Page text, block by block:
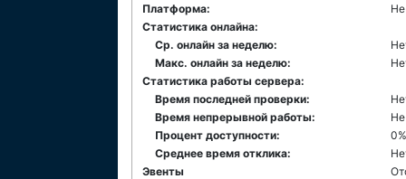
Платформа:
Статистика онлайна:
Ср. онлайн за неделю:
Макс. онлайн за неделю:
Статистика работы сервера:
Время последней проверки:
Время непрерывной работы:
Процент доступности:
0%
Среднее время отклика:
Эвенты